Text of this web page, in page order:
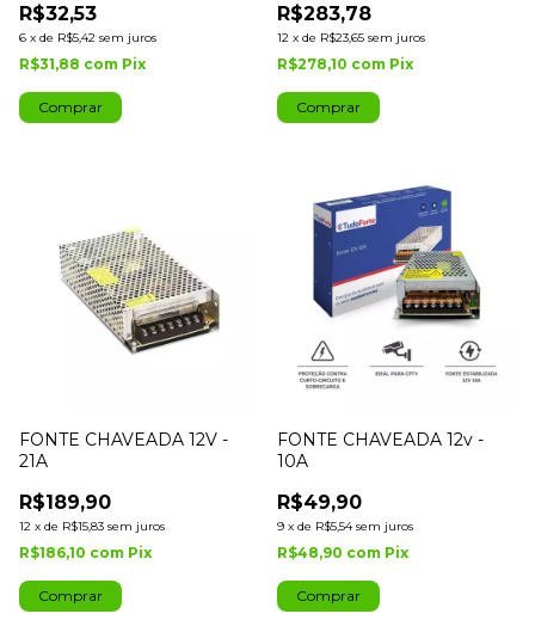
R$32,53
6 x de R$5,42 sem juros
R$31,88 com Pix
BATERIA
R$283,78
12 x de R$23,65 sem juros
R$278,10 com Pix
FONTE CHAVEADA 12V -
21A
R$189,90
12 x de R$15,83 sem juros
R$186,10 com Pix
FONTE CHAVEADA 12v -
10A
R$49,90
9 x de R$5,54 sem juros
R$48,90 com Pix